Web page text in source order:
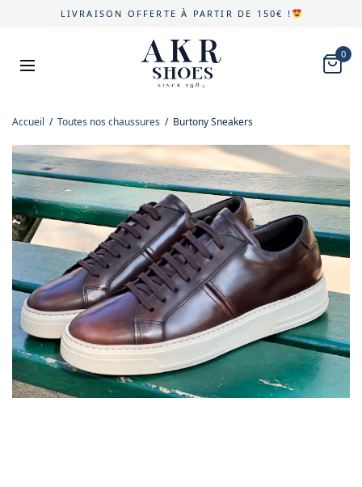
LIVRAISON OFFERTE À PARTIR DE 150€ !
0
Accueil / Toutes nos chaussures / Burtony Sneakers